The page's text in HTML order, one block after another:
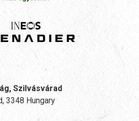
Szilvásvárad
3348 Hungary